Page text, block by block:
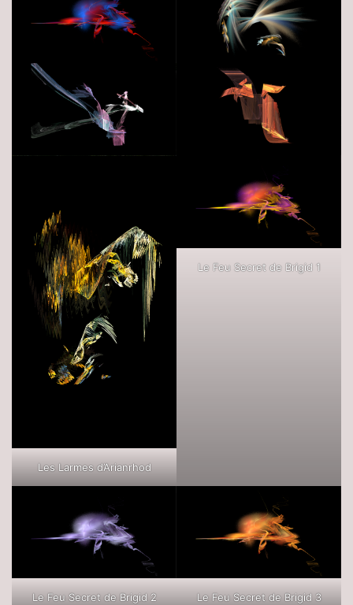
Les Larmes d’Arianrhod
Le Feu Secret de Brigid 1
Le Feu Secret de Brigid 2 Le Feu Secret de Brigid 3